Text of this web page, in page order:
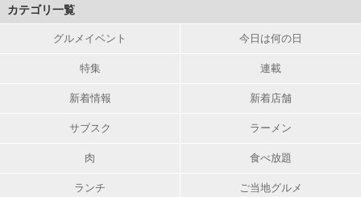
カテゴリ一覧
グルメイベント 今日は何の日
特集 連載
新着情報 新着店舗
サブスク ラーメン
肉 食べ放題
ランチ ご当地グルメ